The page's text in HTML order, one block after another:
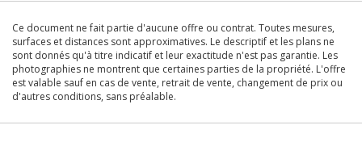
Ce document ne fait partie d'aucune offre ou contrat. Toutes mesures,
surfaces et distances sont approximatives. Le descriptif et les plans ne
sont donnés qu'à titre indicatif et leur exactitude n'est pas garantie. Les
photographies ne montrent que certaines parties de la propriété. L'offre
est valable sauf en cas de vente, retrait de vente, changement de prix ou
d'autres conditions, sans préalable.